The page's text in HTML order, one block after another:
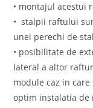
• montajul acestui
• stalpii raftului
unei perechi de
• posibilitate de
lateral a altor
module caz in
optim instalatia de